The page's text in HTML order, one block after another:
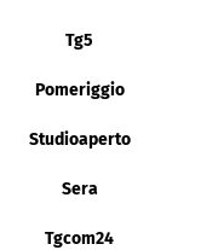
Tg5
Pomeriggio
Studioaperto
Sera
Tgcom24